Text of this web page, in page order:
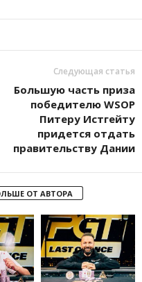
Следующая статья
Большую часть приза
победителю WSOP
Питеру Истгейту
придется отдать
правительству Дании
ОТ АВТОРА